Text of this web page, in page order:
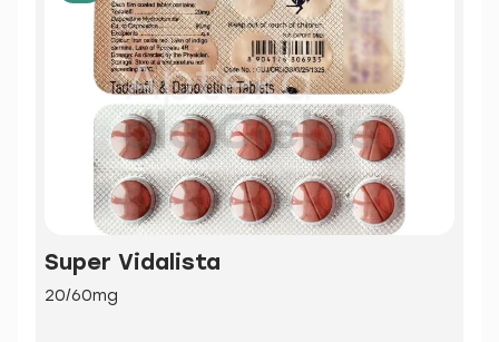
Super Vidalista
20/60mg